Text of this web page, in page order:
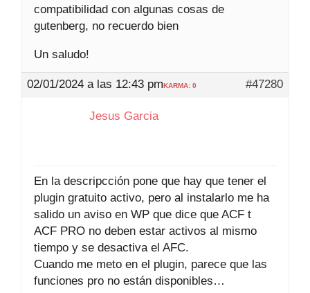
compatibilidad con algunas cosas de
gutenberg, no recuerdo bien
Un saludo!
02/01/2024 a las 12:43 pm #47280
KARMA: 0
Jesus Garcia
En la descripcción pone que hay que tener el
plugin gratuito activo, pero al instalarlo me ha
salido un aviso en WP que dice que ACF t
ACF PRO no deben estar activos al mismo
tiempo y se desactiva el AFC.
Cuando me meto en el plugin, parece que las
funciones pro no están disponibles…